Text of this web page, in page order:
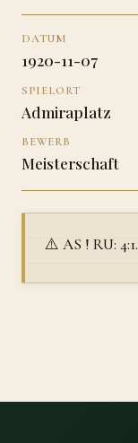
DATUM
1920-11-07
SPIELORT
Admiraplatz
BEWERB
Meisterschaft
⚠️ AS ! RU: 4:1.